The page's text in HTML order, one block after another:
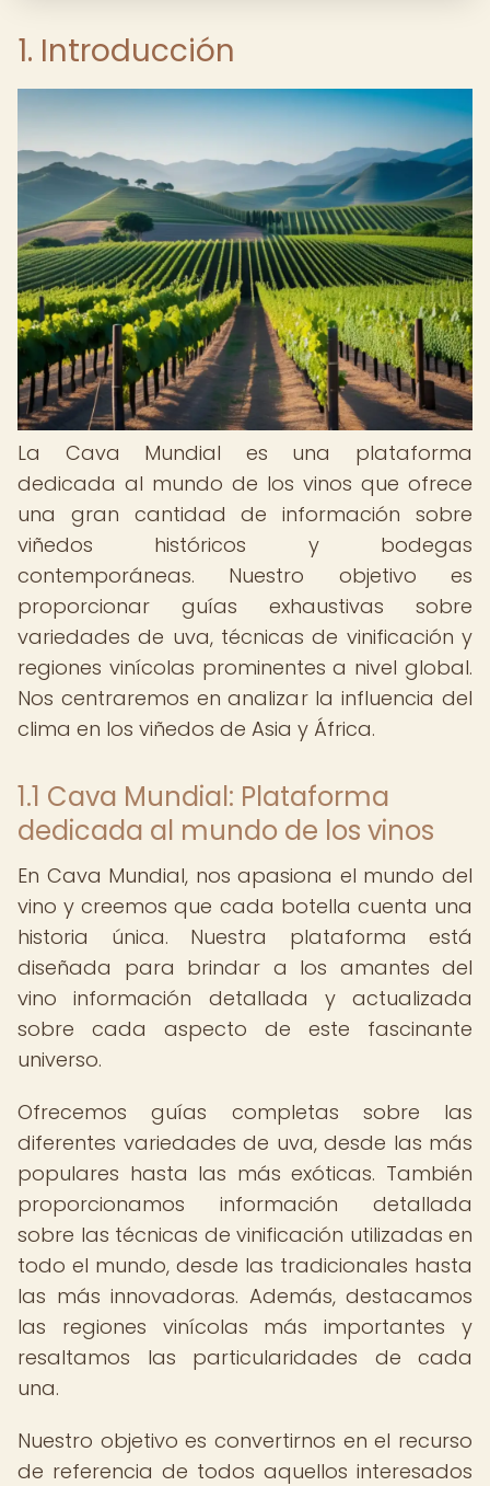
1. Introducción
La Cava Mundial es una plataforma
dedicada al mundo de los vinos que ofrece
una gran cantidad de información sobre
viñedos históricos y bodegas
contemporáneas. Nuestro objetivo es
proporcionar guías exhaustivas sobre
variedades de uva, técnicas de vinificación y
regiones vinícolas prominentes a nivel global.
Nos centraremos en analizar la influencia del
clima en los viñedos de Asia y África.
1.1 Cava Mundial: Plataforma
dedicada al mundo de los vinos
En Cava Mundial, nos apasiona el mundo del
vino y creemos que cada botella cuenta una
historia única. Nuestra plataforma está
diseñada para brindar a los amantes del
vino información detallada y actualizada
sobre cada aspecto de este fascinante
universo.
Ofrecemos guías completas sobre las
diferentes variedades de uva, desde las más
populares hasta las más exóticas. También
proporcionamos información detallada
sobre las técnicas de vinificación utilizadas en
todo el mundo, desde las tradicionales hasta
las más innovadoras. Además, destacamos
las regiones vinícolas más importantes y
resaltamos las particularidades de cada
una.
Nuestro objetivo es convertirnos en el recurso
de referencia de todos aquellos interesados